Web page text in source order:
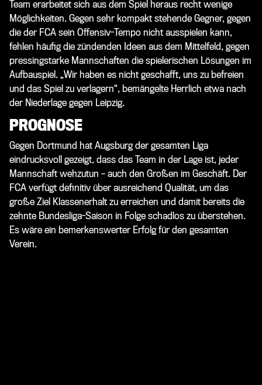
Team erarbeitet sich aus dem Spiel heraus recht wenige
Möglichkeiten. Gegen sehr kompakt stehende Gegner, gegen
die der FCA sein Offensiv-Tempo nicht ausspielen kann,
fehlen häufig die zündenden Ideen aus dem Mittelfeld, gegen
pressingstarke Mannschaften die spielerischen Lösungen im
Aufbauspiel. „Wir haben es nicht geschafft, uns zu befreien
und das Spiel zu verlagern“, bemängelte Herrlich etwa nach
der Niederlage gegen Leipzig.
PROGNOSE
Gegen Dortmund hat Augsburg der gesamten Liga
eindrucksvoll gezeigt, dass das Team in der Lage ist, jeder
Mannschaft wehzutun – auch den Großen im Geschäft. Der
FCA verfügt definitiv über ausreichend Qualität, um das
große Ziel Klassenerhalt zu erreichen und damit bereits die
zehnte Bundesliga-Saison in Folge schadlos zu überstehen.
Es wäre ein bemerkenswerter Erfolg für den gesamten
Verein.